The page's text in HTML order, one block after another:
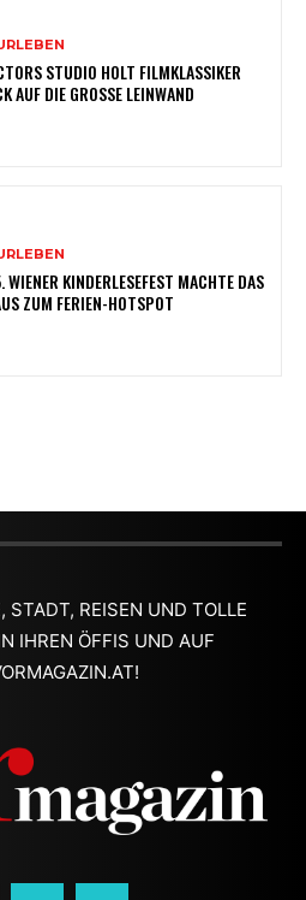
STUDIO HOLT FILMKLASSIKER
AUF DIE GROSSE LEINWAND
WIENER KINDERLESEFEST MACHTE DAS
ZUM FERIEN-HOTSPOT
STADT, REISEN UND TOLLE
IHREN ÖFFIS UND AUF